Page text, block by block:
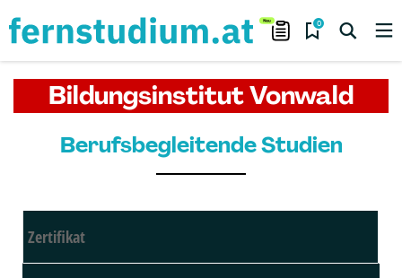
0
Bildungsinstitut Vonwald
Berufsbegleitende Studien
Zertifikat